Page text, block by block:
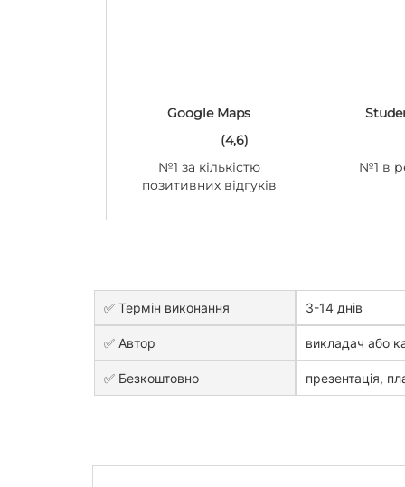
Google Maps
(4,6)
№1 за кількістю
позитивних відгуків
№1 в
✅ Термін виконання 3-14 днів
✅ Автор викладач або
✅ Безкоштовно презентація,